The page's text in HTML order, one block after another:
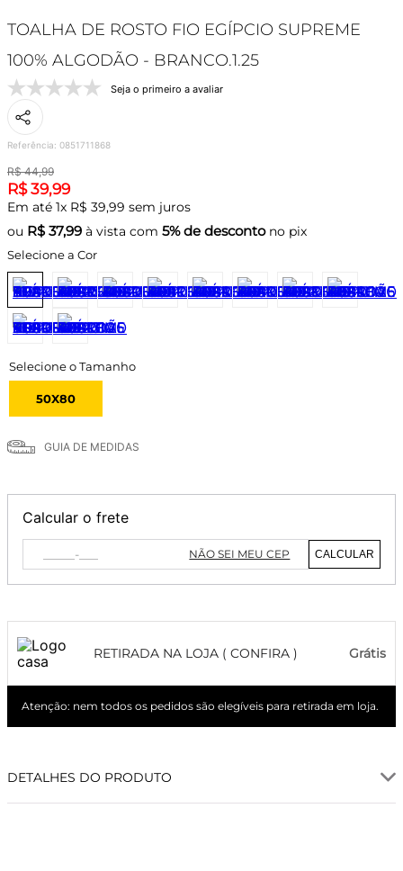
TOALHA DE ROSTO FIO EGÍPCIO SUPREME
100% ALGODÃO - BRANCO.1.25
Seja o primeiro a avaliar
Referência: 0851711868
R$ 44,99
R$ 39,99
Em até 1x R$ 39,99 sem juros
ou R$ 37,99 à vista com 5% de descontono pix
Selecione a Cor
50X80
GUIA DE MEDIDAS
Calcular o frete
NÃO SEI MEU CEP CALCULAR
RETIRADA NA LOJA ( CONFIRA ) Grátis
Atenção: nem todos os pedidos são elegíveis para retirada em loja.
DETALHES DO PRODUTO